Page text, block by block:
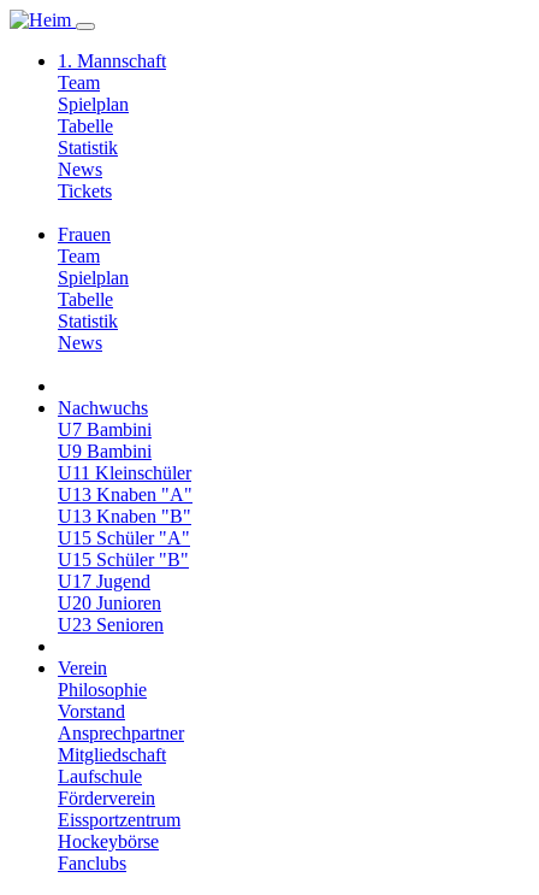
1. Mannschaft
Team
Spielplan
Tabelle
Statistik
News
Tickets
Frauen
Team
Spielplan
Tabelle
Statistik
News
Nachwuchs
U7 Bambini
U9 Bambini
U11 Kleinschüler
U13 Knaben "A"
U13 Knaben "B"
U15 Schüler "A"
U15 Schüler "B"
U17 Jugend
U20 Junioren
U23 Senioren
Verein
Philosophie
Vorstand
Ansprechpartner
Mitgliedschaft
Laufschule
Förderverein
Eissportzentrum
Hockeybörse
Fanclubs